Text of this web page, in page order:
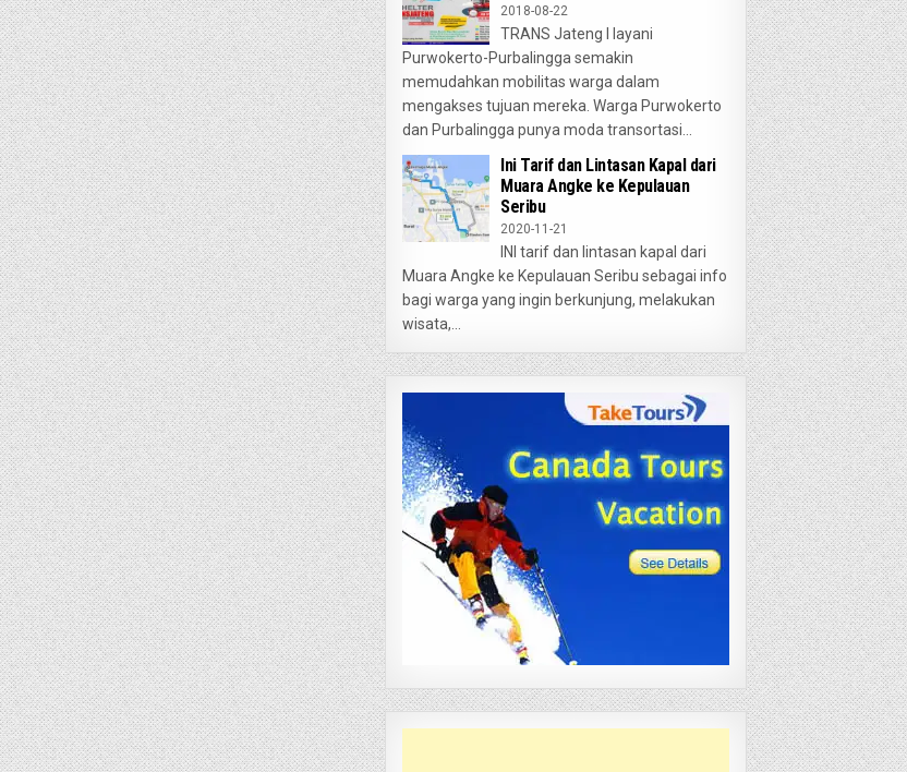
2018-08-22
TRANS Jateng I layani
Purwokerto-Purbalingga semakin
memudahkan mobilitas warga dalam
mengakses tujuan mereka. Warga Purwokerto
dan Purbalingga punya moda transortasi...
Ini Tarif dan Lintasan Kapal dari
Muara Angke ke Kepulauan
Seribu
2020-11-21
INI tarif dan lintasan kapal dari
Muara Angke ke Kepulauan Seribu sebagai info
bagi warga yang ingin berkunjung, melakukan
wisata,...